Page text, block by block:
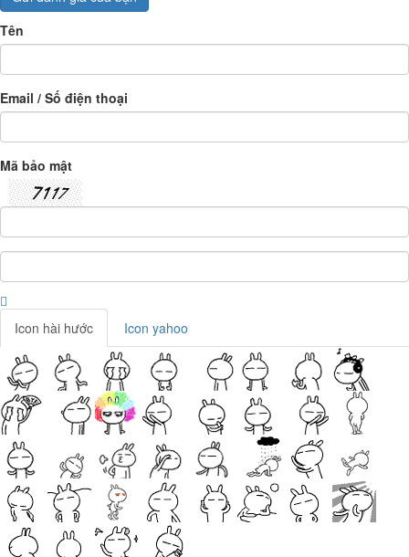
Tên
Email / Số điện thoại
Mã bảo mật
Icon hài hước Icon yahoo